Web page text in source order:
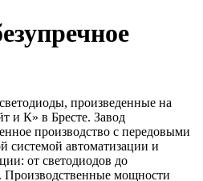
произведенные на
и К» в Бресте. Завод
производство с передовыми
системой автоматизации и
от светодиодов до
Производственные мощности